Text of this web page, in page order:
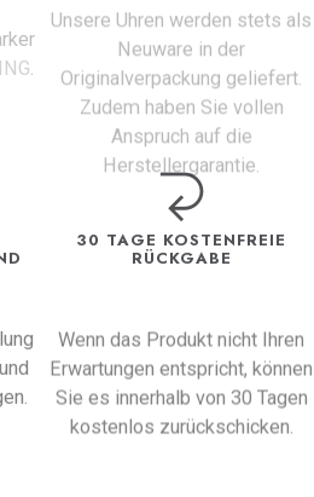
.
Unsere Uhren werden stets als
Neuware in der
Originalverpackung geliefert.
Zudem haben Sie vollen
Anspruch auf die
Herstellergarantie.
30 TAGE KOSTENFREIE
RÜCKGABE
Wenn das Produkt nicht Ihren
Erwartungen entspricht, können
Sie es innerhalb von 30 Tagen
kostenlos zurückschicken.